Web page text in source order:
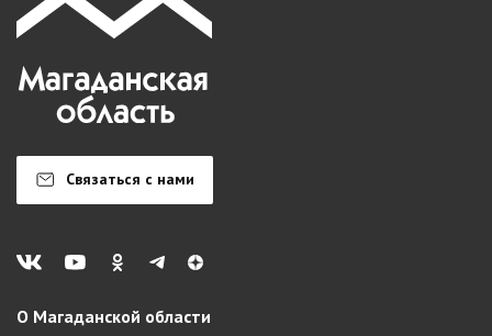
Связаться с нами
О Магаданской области